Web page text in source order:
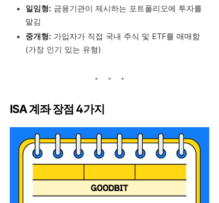
일임형: 금융기관이 제시하는 포트폴리오에 투자를
맡김
중개형: 가입자가 직접 국내 주식 및 ETF를 매매함
(가장 인기 있는 유형)
ISA 계좌 장점 4가지